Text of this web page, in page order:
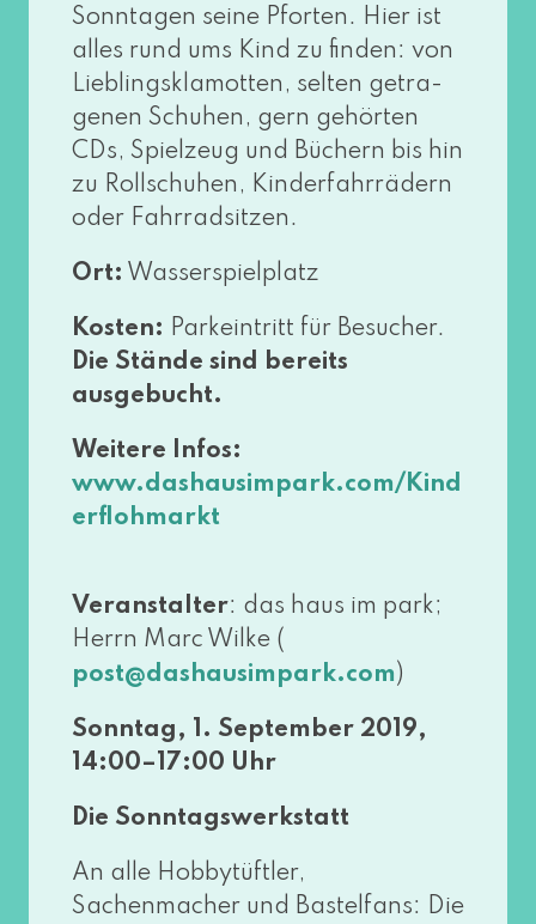
Sonntagen sei­ne Pforten. Hier ist
alles rund ums Kind zu fin­den: von
Lieblingsklamotten, sel­ten getra­
ge­nen Schuhen, gern gehör­ten
CDs, Spielzeug und Büchern bis hin
zu Rollschuhen, Kinderfahrrädern
oder Fahrradsitzen.
Ort: Wasserspielplatz
Kosten: Parkeintritt für Besucher.
Die Stände sind bereits
ausgebucht.
Weitere Infos:
www​.dashau​sim​park​.com/​K​i​n​d​
e​r​f​l​o​h​m​a​rkt
Veranstalter: das haus im park;
Herrn Marc Wilke (
post@​dashausimpark.​com )
Sonntag, 1. September 2019,
14:00–17:00 Uhr
Die Sonntagswerkstatt
An alle Hobbytüftler,
Sachenmacher und Bastelfans: Die